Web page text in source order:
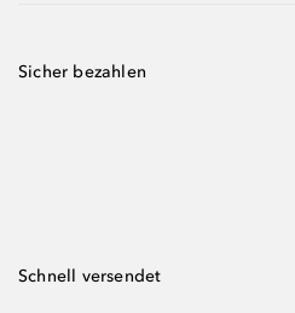
Sicher bezahlen
Schnell versendet